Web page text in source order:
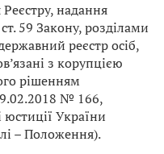
надання
59 Закону, розділами
реєстр осіб,
з корупцією
рішенням
№ 166,
юстиції України
– Положення).